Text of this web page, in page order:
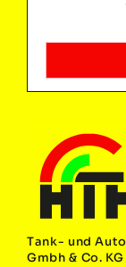
Tank- und
Gmbh & Co. KG